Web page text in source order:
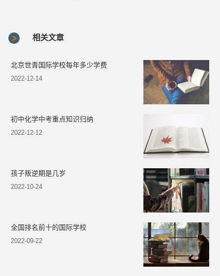
相关文章
北京世青国际学校每年多少学费
2022-12-14
初中化学中考重点知识归纳
2022-12-12
孩子叛逆期是几岁
2022-10-24
全国排名前十的国际学校
2022-09-22